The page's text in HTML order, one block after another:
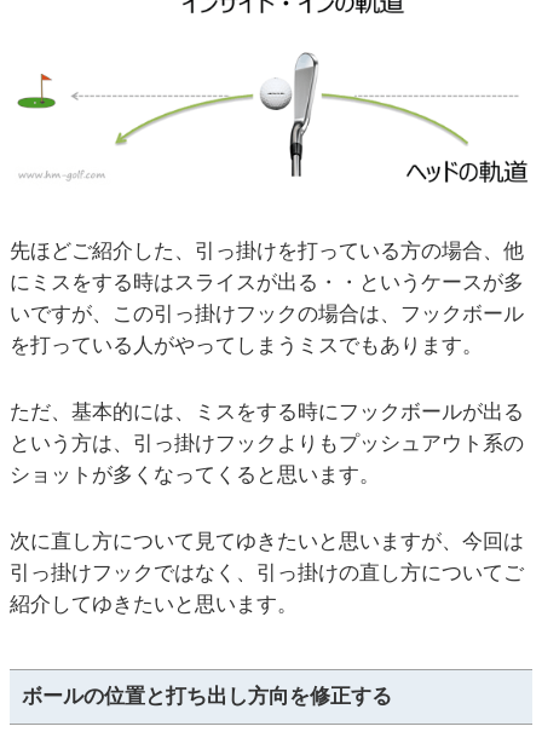
先ほどご紹介した、引っ掛けを打っている方の場合、他
にミスをする時はスライスが出る・・というケースが多
いですが、この引っ掛けフックの場合は、フックボール
を打っている人がやってしまうミスでもあります。
ただ、基本的には、ミスをする時にフックボールが出る
という方は、引っ掛けフックよりもプッシュアウト系の
ショットが多くなってくると思います。
次に直し方について見てゆきたいと思いますが、今回は
引っ掛けフックではなく、引っ掛けの直し方についてご
紹介してゆきたいと思います。
ボールの位置と打ち出し方向を修正する